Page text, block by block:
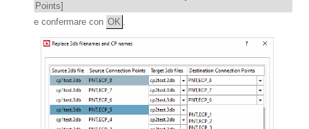
Points]
e confermare con OK